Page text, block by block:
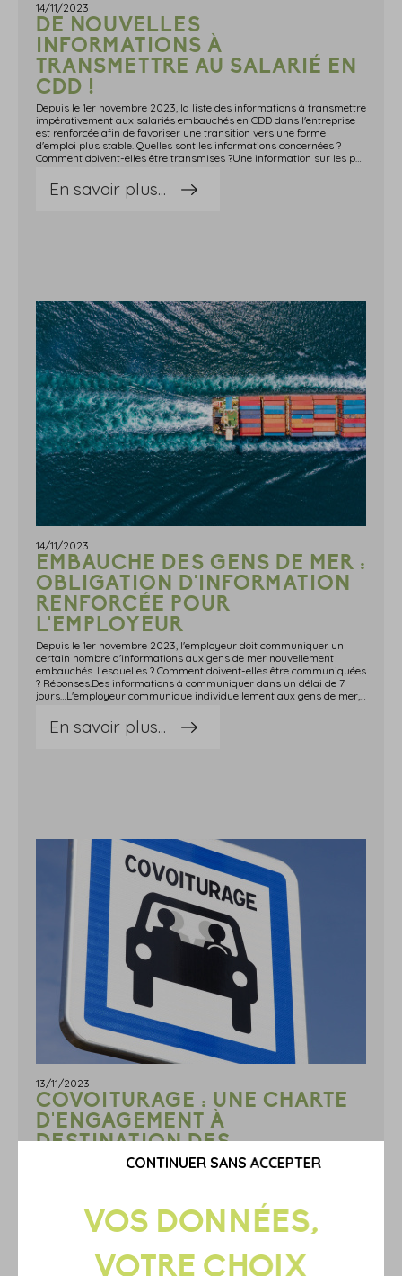
14/11/2023
DE NOUVELLES
INFORMATIONS À
TRANSMETTRE AU SALARIÉ EN
CDD !
Depuis le 1er novembre 2023, la liste des informations à transmettre
impérativement aux salariés embauchés en CDD dans l'entreprise
est renforcée afin de favoriser une transition vers une forme
d'emploi plus stable. Quelles sont les informations concernées ?
Comment doivent-elles être transmises ?Une information sur les postes à pourvoir en CDI dans l'entrepriseDésormais, l'employeur doit informer les salariés en CDD, ainsi que les salariés intérimaires, de l'ensemble des postes ouverts en CDI dans l'entreprise.Cette obligation d'information profite aux salariés qui justifient d'un temps de présence de 6 mois continue dans l'entreprise et a pour objectif de favoriser la transition vers une forme d'emploi plus stable.Ainsi, depuis le 1er novembre 2023, cette obligation est applicable, y compris si un tel dispositif d'information sur les postes vacants n'existe pas pour les salariés embauchés en CDI.Quelle procédure pour communiquer cette information ?D'abord, les salariés intérimaires ou en CDD formulent une demande d'information sur les postes disponibles en CDI, par lettre datée.L'employeur a ensuite 1 mois à compter de la réception de la demande pour fournir, par écrit, la liste des postes à pourvoir, correspondant à la qualification professionnelle du salarié.Toutefois, l'employeur n'est pas tenu de respecter ce délai d'1 mois dans le cas où le salarié a déjà formulé 2 demandes similaires au cours de l'année civile.Dans les entreprises de moins de 250 salariés, l'employeur pourra répondre oralement à cette demande si : le salarié a déjà fait une 1re demande au cours de l'année civile ; la liste des postes en CDI déjà transmise par écrit lors de la 1re demande n'a connu aucune modification. Sources : Décret no 2023-1004 du 30 octobre 2023 portant transposition de la directive (UE) 2019undefined1152 du Parlement européen et du Conseil du 20 juin 2019 relative à des conditions de travail transparentes et prévisibles dans l'Union européenne Actualité entreprendre.service-public.fr du 7 novembre 2023 : « De nouvelles obligations d'information pour l'employeur »De nouvelles informations à transmettre au salarié en CDD ! - © Copyright WebLex
En savoir plus...
14/11/2023
EMBAUCHE DES GENS DE MER :
OBLIGATION D'INFORMATION
RENFORCÉE POUR
L'EMPLOYEUR
Depuis le 1er novembre 2023, l'employeur doit communiquer un
certain nombre d'informations aux gens de mer nouvellement
embauchés. Lesquelles ? Comment doivent-elles être communiquées
? Réponses.Des informations à communiquer dans un délai de 7
jours…L'employeur communique individuellement aux gens de mer, au plus tard le 7e jour à compter de la date d'embauche, les informations suivantes : la date d'embauche ; le cas échéant, la durée et les conditions de la période d'essai ; la périodicité et la méthode de versement du salaire et de ses accessoires ; pour les gens de mer travaillant à bord des navires autres que de pêche, le nom et le numéro d'immatriculation du ou des navires à bord desquels ils s'engagent à travailler ; la durée de travail quotidienne, hebdomadaire ou mensuelle, ou ses modalités d'aménagement sur une autre période de référence, les conditions dans lesquelles ils peuvent être conduit à effectuer des heures supplémentaires ou complémentaires, ainsi que, le cas échéant, toute modalité concernant les changements d'équipe en cas d'organisation du travail en équipes successives alternantes. Notez que ces informations ne sont pas à communiquer aux gens de mer dont la durée du travail est fixée par accord national professionnel ou accord de branche étendu.… d'autres informations à communiquer dans un délai d'un moisL'employeur communique individuellement aux gens de mer, au plus tard un mois à compter de la date d'embauche, les informations suivantes : le droit à la formation assuré par l'employeur ; la procédure à observer par l'employeur et le nouvel embauché en cas de cessation de leur relation de travail.Les modalités de communicationLa communication de certaines informations peut prendre la forme d'un renvoi aux dispositions législatives et règlementaires ou aux stipulations conventionnelles applicables.Il s'agit des informations concernant la durée et les conditions de la période d'essai, le droit à la formation, la procédure en cas de cessation de la relation de travail, la périodicité et la méthode de versement du salaire et de ses accessoires, et la durée du travail.En pratique, l'ensemble des informations (à communiquer sous 7 jours ou 1 mois) doivent être adressées par l'employeur par tout moyen conférant date certaine, sous format électronique ou papier.Si le format électronique est utilisé, les modalités suivantes doivent être respectées : le salarié dispose d'un moyen d'accéder à cette information « électronique » ; les informations peuvent être enregistrées et imprimées ; l'employeur conserve un justificatif de la transmission ou de la réception de ces informations. Sources : Décret n° 2023-1004 du 30 octobre 2023 portant transposition de la directive (UE) 2019undefined1152 du Parlement européen et du Conseil du 20 juin 2019 relative à des conditions de travail transparentes et prévisibles dans l'Union européenneEmbauche des gens de mer : obligation d'information renforcée pour l'employeur - © Copyright WebLex
En savoir plus...
13/11/2023
COVOITURAGE : UNE CHARTE
D'ENGAGEMENT À
DESTINATION DES
EMPLOYEURS
covoiturage du quotidien » de leurs salariés. Cette nouvelle
campagne s'accompagne, notamment, d'une charte d'engagement
En savoir plus...
CONTINUER SANS ACCEPTER